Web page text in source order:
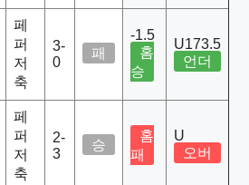
페
퍼
저
축
3-
0
패
-1.5
홈
승
U173.5
언더
페
퍼
저
축
2-
3
승
홈
패
U
오버